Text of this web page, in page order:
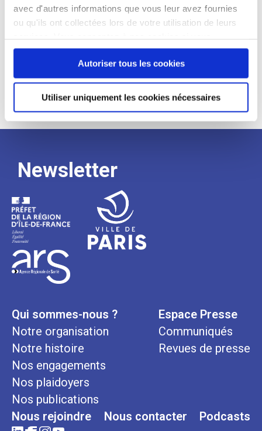
avec d'autres informations que vous leur avez fournies
ou qu'ils ont collectées lors de votre utilisation de leurs
continuez à utiliser notre site Web.
Autoriser tous les cookies
Utiliser uniquement les cookies nécessaires
Processus
de
recrutement
Newsletter
Qui sommes-nous ?
Notre organisation
Notre histoire
Nos engagements
Nos plaidoyers
Nos publications
Espace Presse
Communiqués
Revues de presse
Nous rejoindre Nous contacter Podcasts